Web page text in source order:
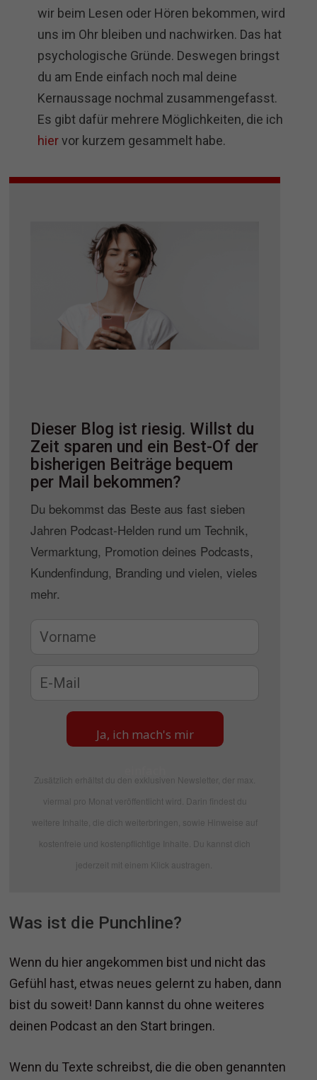
wir beim Lesen oder Hören bekommen, wird
uns im Ohr bleiben und nachwirken. Das hat
psychologische Gründe. Deswegen bringst
du am Ende einfach noch mal deine
Kernaussage nochmal zusammengefasst.
Es gibt dafür mehrere Möglichkeiten, die ich
hiervor kurzem gesammelt habe.
Dieser Blog ist riesig. Willst du
Zeit sparen und ein Best-Of der
bisherigen Beiträge bequem
per Mail bekommen?
Du bekommst das Beste aus fast sieben
Jahren Podcast-Helden rund um Technik,
Vermarktung, Promotion deines Podcasts,
Kundenfindung, Branding und vielen, vieles
mehr.
Ja, ich mach's mir
Zusätzlich erhältst du den exklusiven Newsletter, der max.
viermal pro Monat veröffentlicht wird. Darin findest du
weitere Inhalte, die dich weiterbringen, sowie Hinweise auf
kostenfreie und kostenpflichtige Inhalte. Du kannst dich
jederzeit mit einem Klick austragen.
Was ist die Punchline?
Wenn du hier angekommen bist und nicht das
Gefühl hast, etwas neues gelernt zu haben, dann
bist du soweit! Dann kannst du ohne weiteres
deinen Podcast an den Start bringen.
Wenn du Texte schreibst, die die oben genannten